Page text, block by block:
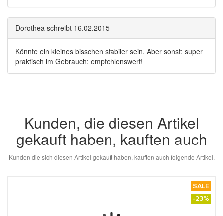
Dorothea schreibt 16.02.2015
Könnte ein kleines bisschen stabiler sein. Aber sonst: super
praktisch im Gebrauch: empfehlenswert!
Kunden, die diesen Artikel
gekauft haben, kauften auch
Kunden die sich diesen Artikel gekauft haben, kauften auch folgende Artikel.
SALE
-23%